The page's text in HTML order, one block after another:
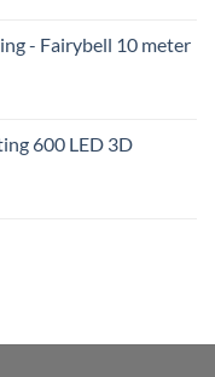
- Fairybell 10 meter
600 LED 3D